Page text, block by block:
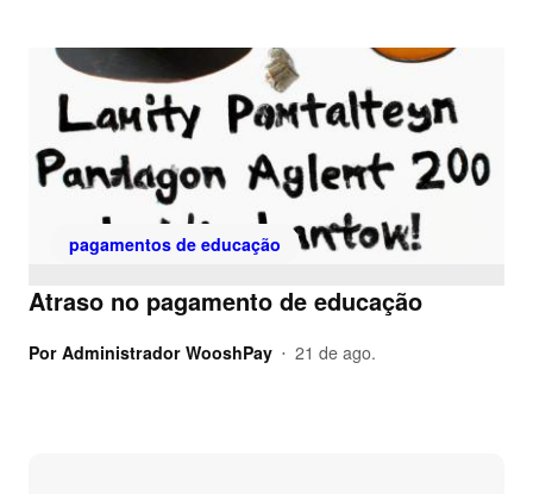
pagamentos de educação
Atraso no pagamento de educação
Por Administrador WooshPay • 21 de ago.